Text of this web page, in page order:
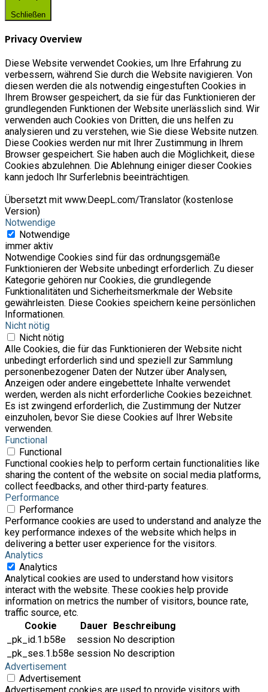
Schließen
Privacy Overview
Diese Website verwendet Cookies, um Ihre Erfahrung zu
verbessern, während Sie durch die Website navigieren. Von
diesen werden die als notwendig eingestuften Cookies in
Ihrem Browser gespeichert, da sie für das Funktionieren der
grundlegenden Funktionen der Website unerlässlich sind. Wir
verwenden auch Cookies von Dritten, die uns helfen zu
analysieren und zu verstehen, wie Sie diese Website nutzen.
Diese Cookies werden nur mit Ihrer Zustimmung in Ihrem
Browser gespeichert. Sie haben auch die Möglichkeit, diese
Cookies abzulehnen. Die Ablehnung einiger dieser Cookies
kann jedoch Ihr Surferlebnis beeinträchtigen.
Übersetzt mit www.DeepL.com/Translator (kostenlose
Version)
Notwendige
Notwendige
immer aktiv
Notwendige Cookies sind für das ordnungsgemäße
Funktionieren der Website unbedingt erforderlich. Zu dieser
Kategorie gehören nur Cookies, die grundlegende
Funktionalitäten und Sicherheitsmerkmale der Website
gewährleisten. Diese Cookies speichern keine persönlichen
Informationen.
Nicht nötig
Nicht nötig
Alle Cookies, die für das Funktionieren der Website nicht
unbedingt erforderlich sind und speziell zur Sammlung
personenbezogener Daten der Nutzer über Analysen,
Anzeigen oder andere eingebettete Inhalte verwendet
werden, werden als nicht erforderliche Cookies bezeichnet.
Es ist zwingend erforderlich, die Zustimmung der Nutzer
einzuholen, bevor Sie diese Cookies auf Ihrer Website
verwenden.
Functional
Functional
Functional cookies help to perform certain functionalities like
sharing the content of the website on social media platforms,
collect feedbacks, and other third-party features.
Performance
Performance
Performance cookies are used to understand and analyze the
key performance indexes of the website which helps in
delivering a better user experience for the visitors.
Analytics
Analytics
Analytical cookies are used to understand how visitors
interact with the website. These cookies help provide
information on metrics the number of visitors, bounce rate,
traffic source, etc.
Cookie
Dauer
Beschreibung
_pk_id.1.b58e
session No description
_pk_ses.1.b58e session No description
Advertisement
Advertisement